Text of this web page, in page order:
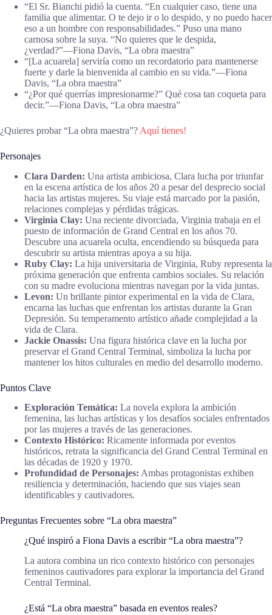
“El Sr. Bianchi pidió la cuenta. “En cualquier caso, tiene una
familia que alimentar. O te dejo ir o lo despido, y no puedo hacer
eso a un hombre con responsabilidades.” Puso una mano
carnosa sobre la suya. “No quieres que le despida,
¿verdad?”―Fiona Davis, “La obra maestra”
“[La acuarela] serviría como un recordatorio para mantenerse
fuerte y darle la bienvenida al cambio en su vida.”―Fiona
Davis, “La obra maestra”
“¿Por qué querrías impresionarme?” Qué cosa tan coqueta para
decir.”―Fiona Davis, “La obra maestra”
¿Quieres probar “La obra maestra”? Aquí tienes!
Personajes
Clara Darden: Una artista ambiciosa, Clara lucha por triunfar
en la escena artística de los años 20 a pesar del desprecio social
hacia las artistas mujeres. Su viaje está marcado por la pasión,
relaciones complejas y pérdidas trágicas.
Virginia Clay: Una reciente divorciada, Virginia trabaja en el
puesto de información de Grand Central en los años 70.
Descubre una acuarela oculta, encendiendo su búsqueda para
descubrir su artista mientras apoya a su hija.
Ruby Clay: La hija universitaria de Virginia, Ruby representa la
próxima generación que enfrenta cambios sociales. Su relación
con su madre evoluciona mientras navegan por la vida juntas.
Levon: Un brillante pintor experimental en la vida de Clara,
encarna las luchas que enfrentan los artistas durante la Gran
Depresión. Su temperamento artístico añade complejidad a la
vida de Clara.
Jackie Onassis: Una figura histórica clave en la lucha por
preservar el Grand Central Terminal, simboliza la lucha por
mantener los hitos culturales en medio del desarrollo moderno.
Puntos Clave
Exploración Temática: La novela explora la ambición
femenina, las luchas artísticas y los desafíos sociales enfrentados
por las mujeres a través de las generaciones.
Contexto Histórico: Ricamente informada por eventos
históricos, retrata la significancia del Grand Central Terminal en
las décadas de 1920 y 1970.
Profundidad de Personajes: Ambas protagonistas exhiben
resiliencia y determinación, haciendo que sus viajes sean
identificables y cautivadores.
Preguntas Frecuentes sobre “La obra maestra”
¿Qué inspiró a Fiona Davis a escribir “La obra maestra”?
La autora combina un rico contexto histórico con personajes
femeninos cautivadores para explorar la importancia del Grand
Central Terminal.
¿Está “La obra maestra” basada en eventos reales?